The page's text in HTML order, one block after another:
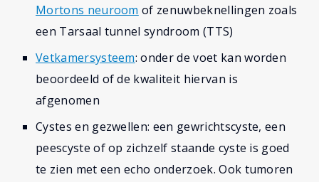
Mortons neuroom of zenuwbeknellingen zoals
een Tarsaal tunnel syndroom (TTS)
Vetkamersysteem: onder de voet kan worden
beoordeeld of de kwaliteit hiervan is
afgenomen
Cystes en gezwellen: een gewrichtscyste, een
peescyste of op zichzelf staande cyste is goed
te zien met een echo onderzoek. Ook tumoren